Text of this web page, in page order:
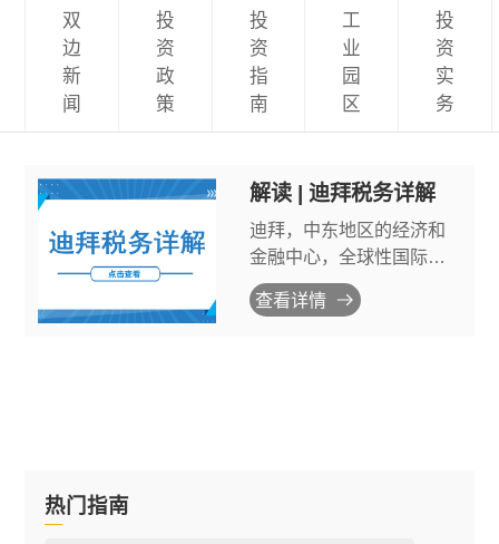
双
边
新
闻
投
资
政
策
投
资
指
南
工
业
园
区
投
资
实
务
解读 | 迪拜税务详解
迪拜，中东地区的经济和
金融中心，全球性国际金
融中心之一，也是东欧与
西亚、非洲之间的交通
查看详情
热门指南